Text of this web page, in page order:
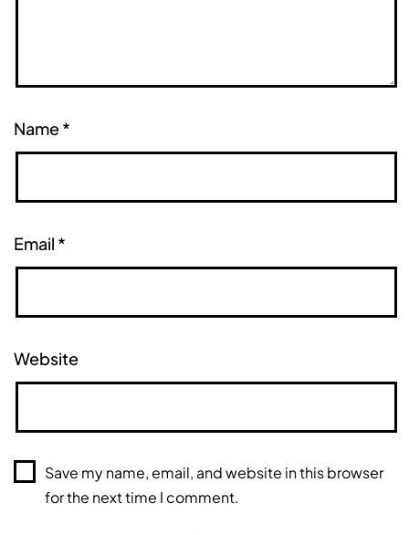
Name*
Email *
Website
Save my name, email, and website in this browser
for the next time I comment.